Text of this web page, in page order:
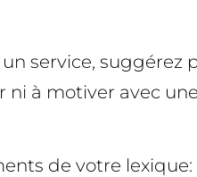
service, suggérez
ni à motiver avec
de votre